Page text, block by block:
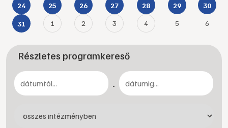
24 25 26 27 28 29 30
31 1 2 3 4 5 6
Részletes programkereső
-